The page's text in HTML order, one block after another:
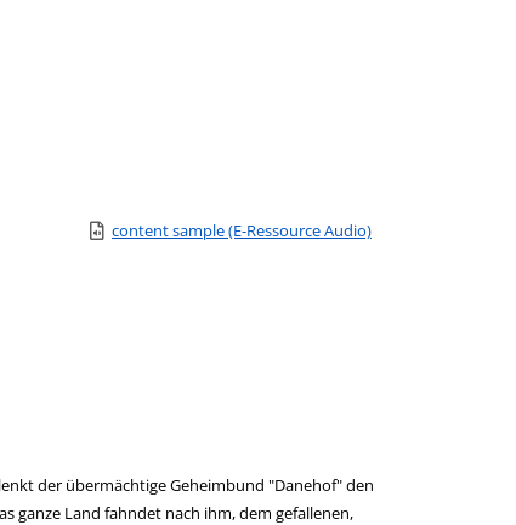
Link zu einem externen Medieninhalt - wird in neuem Tab
content sample (E-Ressource Audio)
der übermächtige Geheimbund "Danehof" den
ganze Land fahndet nach ihm, dem gefallenen,